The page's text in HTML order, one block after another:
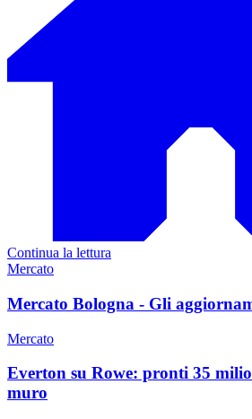
Continua la lettura
Mercato
Mercato Bologna - Gli
Mercato
Everton su Rowe: pronti 35
muro